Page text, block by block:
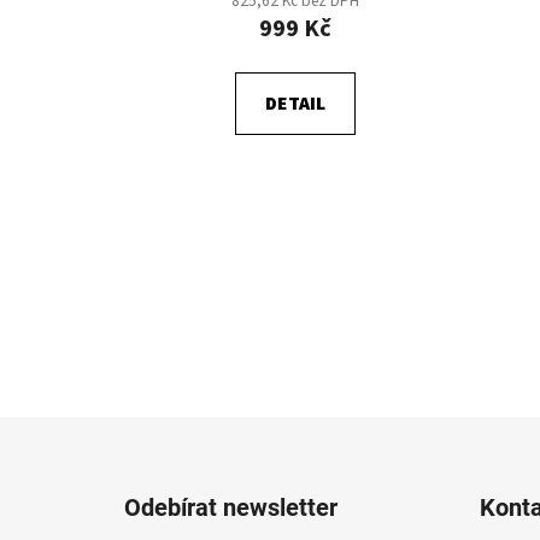
999 Kč
DETAIL
Odebírat newsletter